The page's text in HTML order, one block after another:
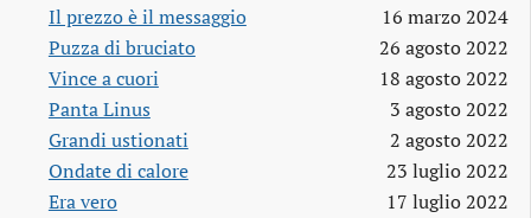
Il prezzo è il messaggio
16 marzo 2024
Puzza di bruciato
26 agosto 2022
Vince a cuori
18 agosto 2022
Panta Linus
3 agosto 2022
Grandi ustionati
2 agosto 2022
Ondate di calore
23 luglio 2022
Era vero
17 luglio 2022